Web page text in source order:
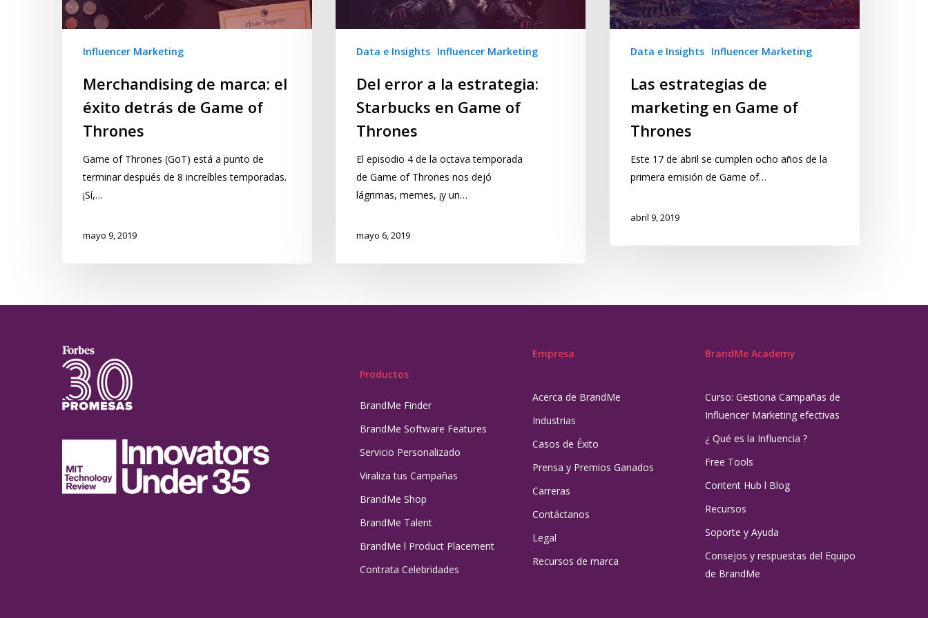
Influencer Marketing
Merchandising de marca: el
éxito detrás de Game of
Thrones
Game of Thrones (GoT) está a punto de
terminar después de 8 increíbles temporadas.
¡Sí,…
mayo 9, 2019
Data e Insights Influencer Marketing
Del error a la estrategia:
Starbucks en Game of
Thrones
El episodio 4 de la octava temporada
de Game of Thrones nos dejó
lágrimas, memes, ¡y un…
mayo 6, 2019
Data e Insights Influencer Marketing
Las estrategias de
marketing en Game of
Thrones
Este 17 de abril se cumplen ocho años de la
primera emisión de Game of…
abril 9, 2019
Productos
BrandMe Finder
BrandMe Software Features
Servicio Personalizado
Viraliza tus Campañas
BrandMe Shop
BrandMe Talent
BrandMe l Product Placement
Contrata Celebridades
Empresa
Acerca de BrandMe
Industrias
Casos de Éxito
Prensa y Premios Ganados
Carreras
Contáctanos
Legal
Recursos de marca
BrandMe Academy
Curso: Gestiona Campañas de
Influencer Marketing efectivas
¿ Qué es la Influencia ?
Free Tools
Content Hub l Blog
Recursos
Soporte y Ayuda
Consejos y respuestas del Equipo
de BrandMe